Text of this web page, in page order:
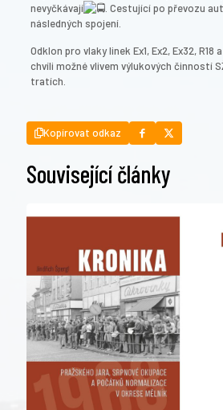
nevyčkávají
. Cestující po převozu
následných spojení.
Odklon pro vlaky linek Ex1, Ex2, Ex32, R18
chvíli možné vlivem výlukových činností
tratích.
Kopírovat odkaz
Související články